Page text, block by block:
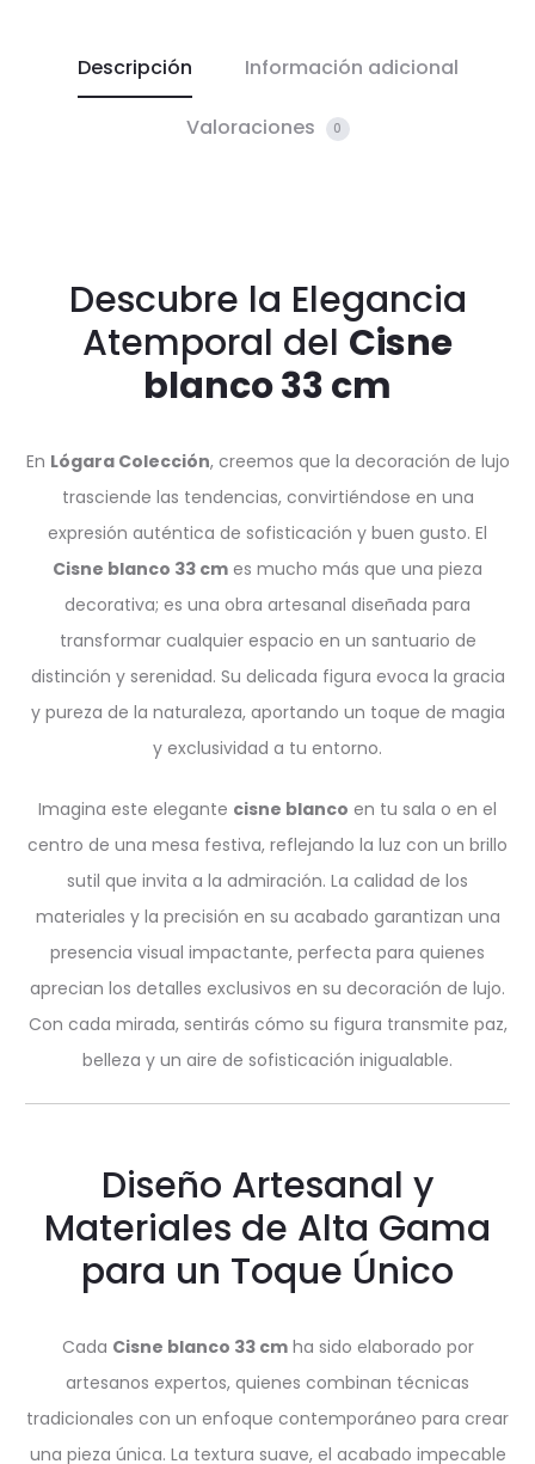
Descripción Información adicional
Valoraciones 0
Descubre la Elegancia
Atemporal del Cisne
blanco 33 cm
En Lógara Colección, creemos que la decoración de lujo
trasciende las tendencias, convirtiéndose en una
expresión auténtica de sofisticación y buen gusto. El
Cisne blanco 33 cm es mucho más que una pieza
decorativa; es una obra artesanal diseñada para
transformar cualquier espacio en un santuario de
distinción y serenidad. Su delicada figura evoca la gracia
y pureza de la naturaleza, aportando un toque de magia
y exclusividad a tu entorno.
Imagina este elegante cisne blanco en tu sala o en el
centro de una mesa festiva, reflejando la luz con un brillo
sutil que invita a la admiración. La calidad de los
materiales y la precisión en su acabado garantizan una
presencia visual impactante, perfecta para quienes
aprecian los detalles exclusivos en su decoración de lujo.
Con cada mirada, sentirás cómo su figura transmite paz,
belleza y un aire de sofisticación inigualable.
Diseño Artesanal y
Materiales de Alta Gama
para un Toque Único
Cada Cisne blanco 33 cmha sido elaborado por
artesanos expertos, quienes combinan técnicas
tradicionales con un enfoque contemporáneo para crear
una pieza única. La textura suave, el acabado impecable